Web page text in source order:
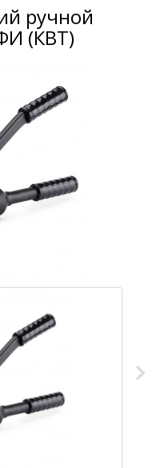
ручной
(КВТ)